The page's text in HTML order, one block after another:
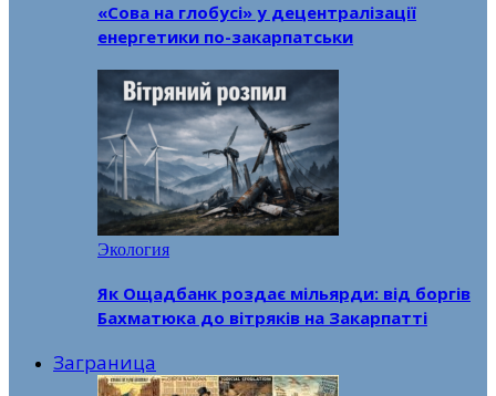
«Сова на глобусі» у децентралізації
енергетики по-закарпатськи
Экология
Як Ощадбанк роздає мільярди: від боргів
Бахматюка до вітряків на Закарпатті
Заграница